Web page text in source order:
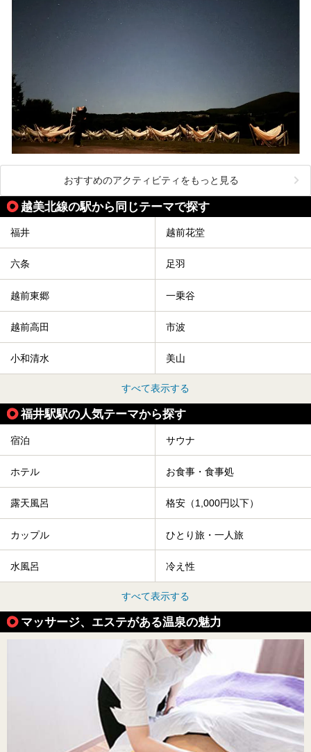
おすすめのアクティビティをもっと見る
越美北線の駅から同じテーマで探す
福井 越前花堂
六条 足羽
越前東郷 一乗谷
越前高田 市波
小和清水 美山
すべて表示する
福井駅駅の人気テーマから探す
宿泊 サウナ
ホテル お食事・食事処
露天風呂 格安（1,000円以下）
カップル ひとり旅・一人旅
水風呂 冷え性
すべて表示する
マッサージ、エステがある温泉の魅力